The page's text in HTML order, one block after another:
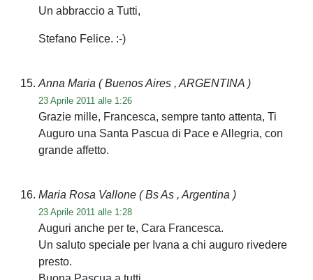
Un abbraccio a Tutti,
Stefano Felice. :-)
Anna Maria ( Buenos Aires , ARGENTINA )
23 Aprile 2011 alle 1:26
Grazie mille, Francesca, sempre tanto attenta, Ti
Auguro una Santa Pascua di Pace e Allegria, con
grande affetto.
Maria Rosa Vallone ( Bs As , Argentina )
23 Aprile 2011 alle 1:28
Auguri anche per te, Cara Francesca.
Un saluto speciale per Ivana a chi auguro rivedere
presto.